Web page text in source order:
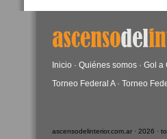
Inicio · Quiénes somos · Gol a
Torneo Federal A· Torneo
ascensodelinterior.com.ar · 2026 ·